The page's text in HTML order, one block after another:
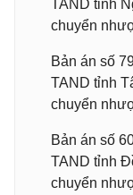
TAND tỉnh
chuyển
Bản án số
TAND tỉnh
chuyển
Bản án số
TAND tỉnh
chuyển